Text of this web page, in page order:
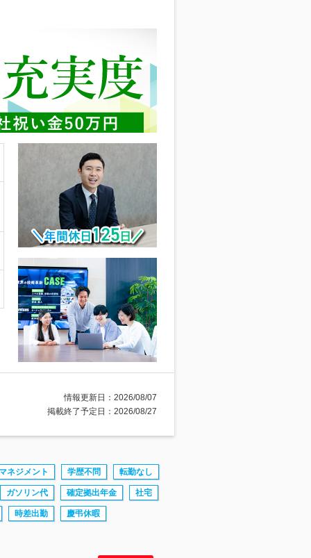
情報更新日：2026/08/07
掲載終了予定日：2026/08/27
ネジメント 学歴不問 転勤なし
ガソリン代 確定拠出年金 社宅
時差出勤 慶弔休暇